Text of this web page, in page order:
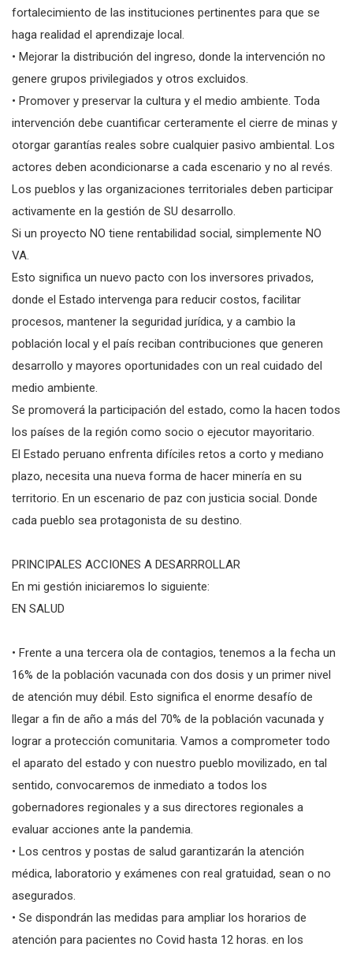
fortalecimiento de las instituciones pertinentes para que se
haga realidad el aprendizaje local.
• Mejorar la distribución del ingreso, donde la intervención no
genere grupos privilegiados y otros excluidos.
• Promover y preservar la cultura y el medio ambiente. Toda
intervención debe cuantificar certeramente el cierre de minas y
otorgar garantías reales sobre cualquier pasivo ambiental. Los
actores deben acondicionarse a cada escenario y no al revés.
Los pueblos y las organizaciones territoriales deben participar
activamente en la gestión de SU desarrollo.
Si un proyecto NO tiene rentabilidad social, simplemente NO
VA.
Esto significa un nuevo pacto con los inversores privados,
donde el Estado intervenga para reducir costos, facilitar
procesos, mantener la seguridad jurídica, y a cambio la
población local y el país reciban contribuciones que generen
desarrollo y mayores oportunidades con un real cuidado del
medio ambiente.
Se promoverá la participación del estado, como la hacen todos
los países de la región como socio o ejecutor mayoritario.
El Estado peruano enfrenta difíciles retos a corto y mediano
plazo, necesita una nueva forma de hacer minería en su
territorio. En un escenario de paz con justicia social. Donde
cada pueblo sea protagonista de su destino.
PRINCIPALES ACCIONES A DESARRROLLAR
En mi gestión iniciaremos lo siguiente:
EN SALUD
• Frente a una tercera ola de contagios, tenemos a la fecha un
16% de la población vacunada con dos dosis y un primer nivel
de atención muy débil. Esto significa el enorme desafío de
llegar a fin de año a más del 70% de la población vacunada y
lograr a protección comunitaria. Vamos a comprometer todo
el aparato del estado y con nuestro pueblo movilizado, en tal
sentido, convocaremos de inmediato a todos los
gobernadores regionales y a sus directores regionales a
evaluar acciones ante la pandemia.
• Los centros y postas de salud garantizarán la atención
médica, laboratorio y exámenes con real gratuidad, sean o no
asegurados.
• Se dispondrán las medidas para ampliar los horarios de
atención para pacientes no Covid hasta 12 horas. en los